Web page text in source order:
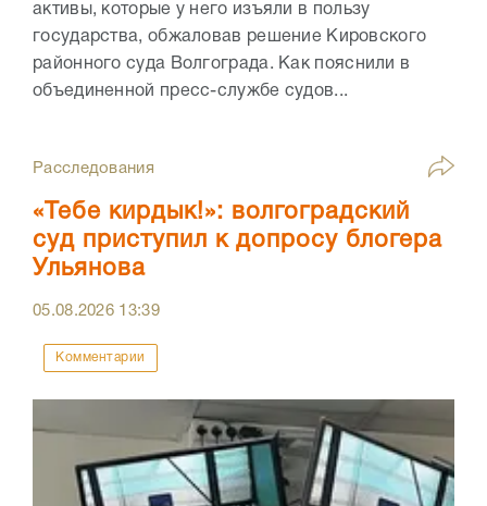
активы, которые у него изъяли в пользу
государства, обжаловав решение Кировского
районного суда Волгограда. Как пояснили в
объединенной пресс-службе судов...
Расследования
«Тебе кирдык!»: волгоградский
суд приступил к допросу блогера
Ульянова
05.08.2026 13:39
Комментарии